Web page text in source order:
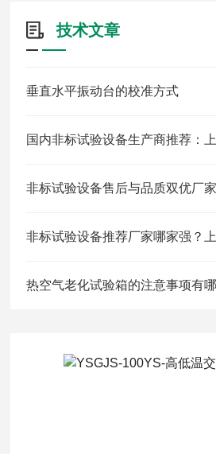
技术文章
垂直水平振动台的校准方式
热空气老化试验箱的注意事项有